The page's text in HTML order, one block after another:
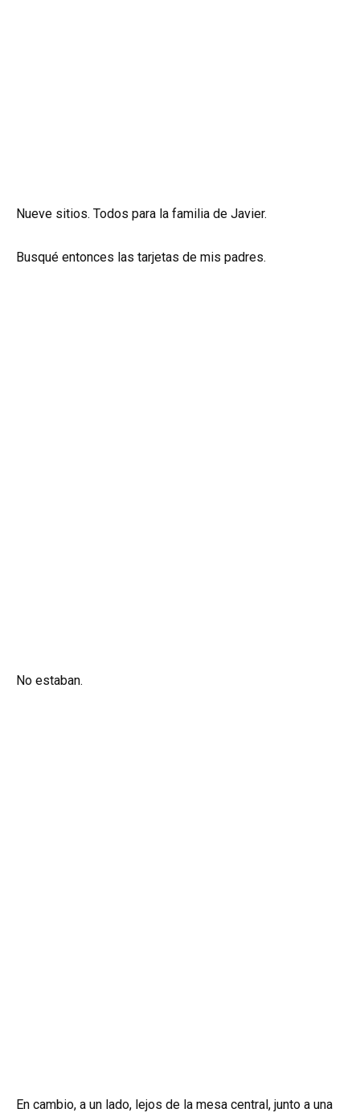
Nueve sitios. Todos para la familia de Javier.
Busqué entonces las tarjetas de mis padres.
No estaban.
En cambio, a un lado, lejos de la mesa central, junto a una